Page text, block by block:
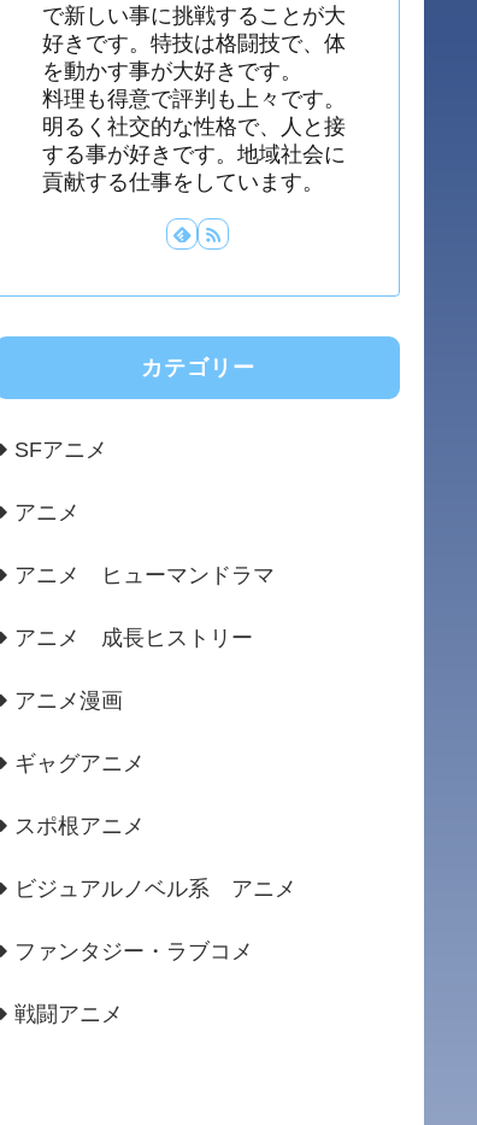
で新しい事に挑戦することが大
好きです。特技は格闘技で、体
を動かす事が大好きです。
料理も得意で評判も上々です。
明るく社交的な性格で、人と接
する事が好きです。地域社会に
貢献する仕事をしています。
カテゴリー
SFアニメ
アニメ
アニメ ヒューマンドラマ
アニメ 成長ヒストリー
アニメ漫画
ギャグアニメ
スポ根アニメ
ビジュアルノベル系 アニメ
ファンタジー・ラブコメ
戦闘アニメ